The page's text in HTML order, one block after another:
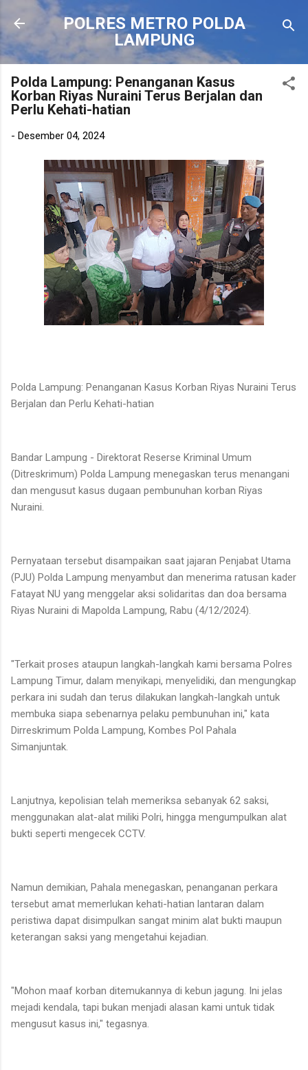
Langsung ke konten utama
POLRES METRO POLDA
LAMPUNG
Polda Lampung: Penanganan Kasus
Korban Riyas Nuraini Terus Berjalan dan
Perlu Kehati-hatian
- Desember 04, 2024
Polda Lampung: Penanganan Kasus Korban Riyas Nuraini Terus
Berjalan dan Perlu Kehati-hatian
Bandar Lampung - Direktorat Reserse Kriminal Umum
(Ditreskrimum) Polda Lampung menegaskan terus menangani
dan mengusut kasus dugaan pembunuhan korban Riyas
Nuraini.
Pernyataan tersebut disampaikan saat jajaran Penjabat Utama
(PJU) Polda Lampung menyambut dan menerima ratusan kader
Fatayat NU yang menggelar aksi solidaritas dan doa bersama
Riyas Nuraini di Mapolda Lampung, Rabu (4/12/2024).
"Terkait proses ataupun langkah-langkah kami bersama Polres
Lampung Timur, dalam menyikapi, menyelidiki, dan mengungkap
perkara ini sudah dan terus dilakukan langkah-langkah untuk
membuka siapa sebenarnya pelaku pembunuhan ini," kata
Dirreskrimum Polda Lampung, Kombes Pol Pahala
Simanjuntak.
Lanjutnya, kepolisian telah memeriksa sebanyak 62 saksi,
menggunakan alat-alat miliki Polri, hingga mengumpulkan alat
bukti seperti mengecek CCTV.
Namun demikian, Pahala menegaskan, penanganan perkara
tersebut amat memerlukan kehati-hatian lantaran dalam
peristiwa dapat disimpulkan sangat minim alat bukti maupun
keterangan saksi yang mengetahui kejadian.
"Mohon maaf korban ditemukannya di kebun jagung. Ini jelas
mejadi kendala, tapi bukan menjadi alasan kami untuk tidak
mengusut kasus ini," tegasnya.